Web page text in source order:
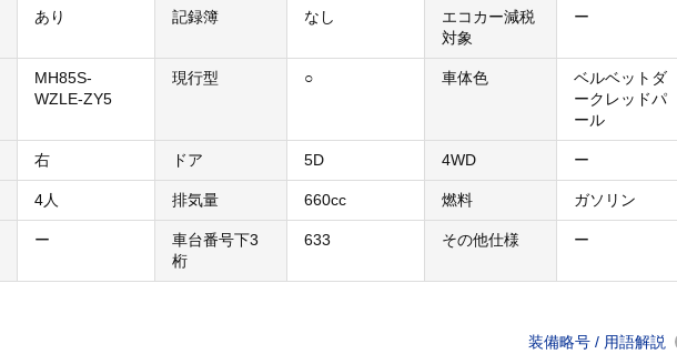
あり 記録簿 なし
エコカー減税
対象
ー
MH85S-
WZLE-ZY5
現行型 ○ 車体色
ベルベットダ
ークレッドパ
ール
右 ドア 5D 4WD ー
4人 排気量 660cc 燃料 ガソリン
ー
車台番号下3
桁
633 その他仕様 ー
装備略号 / 用語解説